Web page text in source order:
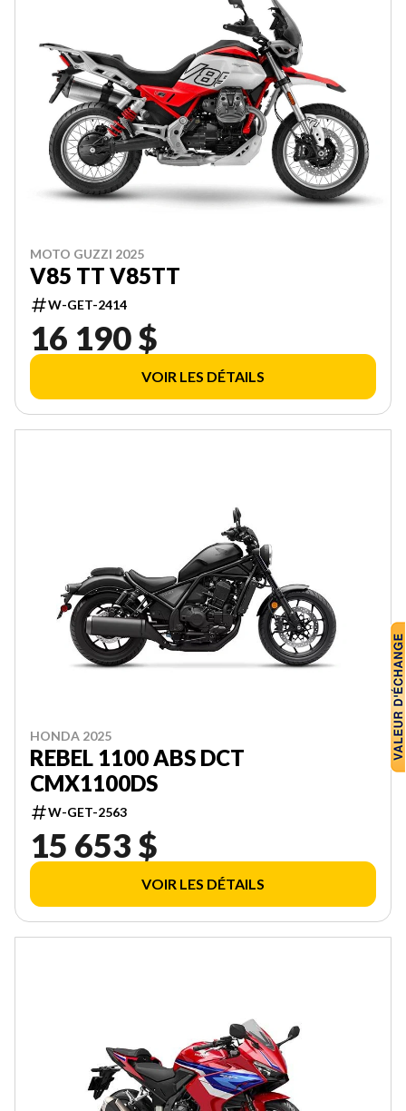
MOTO GUZZI 2025
V85 TT V85TT
W-GET-2414
16 190 $
VOIR LES DÉTAILS
HONDA 2025
REBEL 1100 ABS DCT
CMX1100DS
W-GET-2563
15 653 $
VOIR LES DÉTAILS